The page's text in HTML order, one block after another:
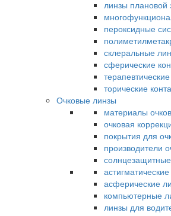
линзы плановой
пероксидные
склеральные
сферические
торические
Очковые линзы
материалы
очковая
покрытия для
производители
асферические
компьютерные
линзы для